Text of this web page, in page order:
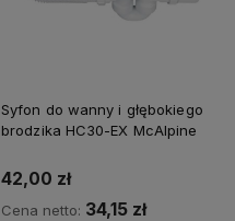
Syfon do wanny i głębokiego
brodzika HC30-EX McAlpine
42,00 zł
Cena netto: 34,15 zł